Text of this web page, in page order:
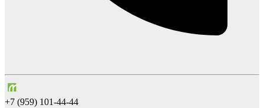
+7 (959) 101-44-44